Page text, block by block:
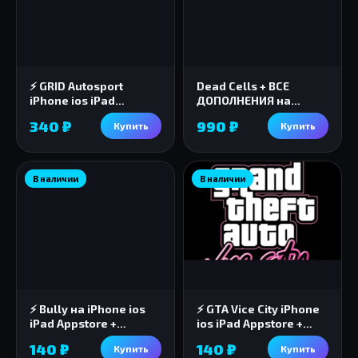
⚡️ GRID Autosport
iPhone ios iPad
Appstore + ПОДАРОК 🎁
340 ₽ Купить
Dead Cells + ВСЕ
ДОПОЛНЕНИЯ на
iPhone AppStore ios
iPad
990 ₽ Купить
В наличии
⚡️ Bully на iPhone ios
iPad Appstore +
ПОДАРОК 🎁🎈
140 ₽ Купить
В наличии
⚡️ GTA Vice City iPhone
ios iPad Appstore +
ПОДАРОК🎁🎈
140 ₽ Купить